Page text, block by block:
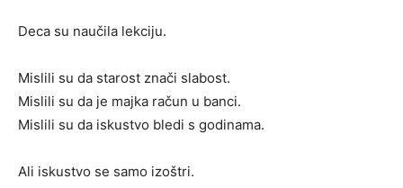
Deca su naučila lekciju.
Mislili su da starost znači slabost.
Mislili su da je majka račun u banci.
Mislili su da iskustvo bledi s godinama.
Ali iskustvo se samo izoštri.